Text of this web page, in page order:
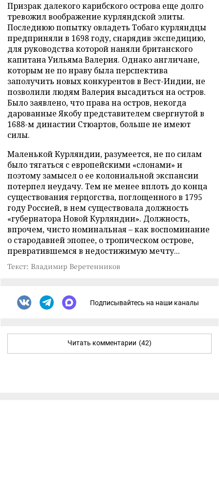
Призрак далекого карибского острова еще долго
тревожил воображение курляндской элиты.
Последнюю попытку овладеть Тобаго курляндцы
предприняли в 1698 году, снарядив экспедицию,
для руководства которой наняли британского
капитана Уильяма Валерия. Однако англичане,
которым не по нраву была перспектива
заполучить новых конкурентов в Вест-Индии, не
позволили людям Валерия высадиться на остров.
Было заявлено, что права на остров, некогда
дарованные Якобу представителем свергнутой в
1688-м династии Стюартов, больше не имеют
силы.
Маленькой Курляндии, разумеется, не по силам
было тягаться с европейскими «слонами» и
поэтому замысел о ее колониальной экспансии
потерпел неудачу. Тем не менее вплоть до конца
существования герцогства, поглощенного в 1795
году Россией, в нем существовала должность
«губернатора Новой Курляндии». Должность,
впрочем, чисто номинальная – как воспоминание
о стародавней эпопее, о тропическом острове,
превратившемся в недостижимую мечту...
Текст: Владимир Веретенников
Подписывайтесь на наши каналы
Читать комментарии (42)